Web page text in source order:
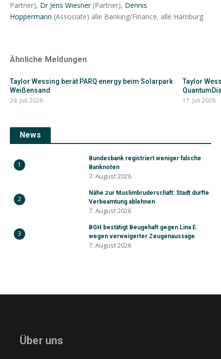
Partner), Dr Jens Wiesner(Partner), Dennis
Hoppermann (Associate) alle Banking/Finance, alle Hamburg
Ähnliche Meldungen
Taylor Wessing berät PARQ energy beim Solarpark
Weißensand
24. Juli 2026
Taylor
17. Juli 2026
News
1
Bundesbank registriert weniger falsche
Banknoten
7. August 2026
2
Nähe zur Muslimbruderschaft: Stadt durfte
Verbeamtung ablehnen
7. August 2026
3
BGH bestätigt Beugehaft gegen Lina E.
wegen verweigerter Zeugenaussage
7. August 2026
Über uns